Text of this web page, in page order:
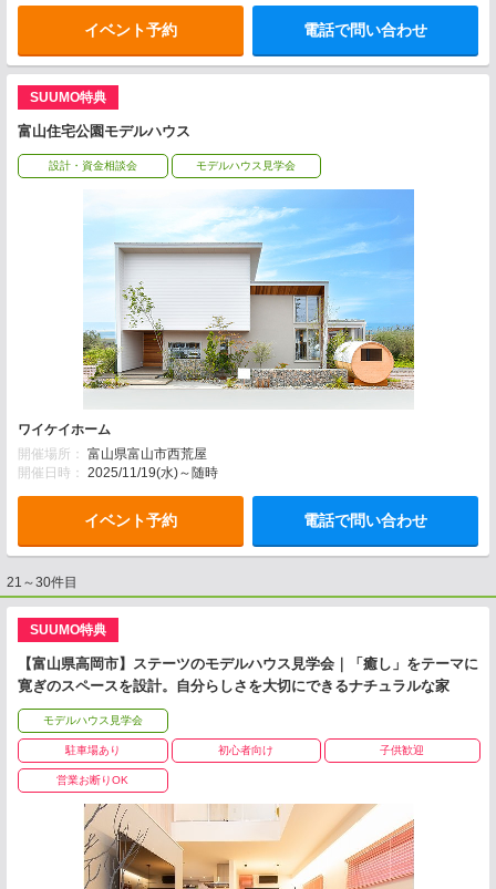
イベント予約 電話で問い合わせ
SUUMO特典
富山住宅公園モデルハウス
設計・資金相談会 モデルハウス見学会
ワイケイホーム
開催場所： 富山県富山市西荒屋
開催日時： 2025/11/19(水)～随時
イベント予約 電話で問い合わせ
21～30件目
SUUMO特典
【富山県高岡市】ステーツのモデルハウス見学会｜「癒し」をテーマに
寛ぎのスペースを設計。自分らしさを大切にできるナチュラルな家
モデルハウス見学会
駐車場あり 初心者向け 子供歓迎
営業お断りOK